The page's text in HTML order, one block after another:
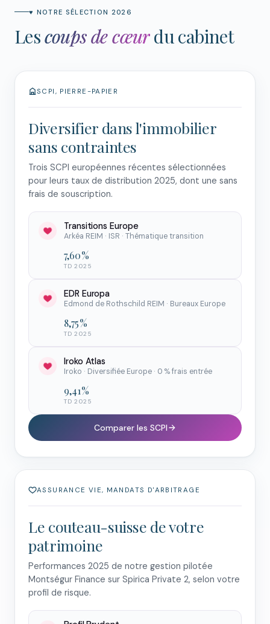
♥ NOTRE SÉLECTION 2026
Lescoups de cœurdu cabinet
SCPI, PIERRE-PAPIER
Diversifier dans l'immobilier
sans contraintes
Trois SCPI européennes récentes sélectionnées
pour leurs taux de distribution 2025, dont une sans
frais de souscription.
Transitions Europe
Arkéa REIM · ISR · Thématique transition
7,60 %
TD 2025
EDR Europa
Edmond de Rothschild REIM · Bureaux Europe
8,75 %
TD 2025
Iroko Atlas
Iroko · Diversifiée Europe · 0 % frais entrée
9,41 %
TD 2025
Comparer les SCPI
ASSURANCE VIE, MANDATS D'ARBITRAGE
Le couteau-suisse de votre
patrimoine
Performances 2025 de notre gestion pilotée
Montségur Finance sur Spirica Private 2, selon votre
profil de risque.